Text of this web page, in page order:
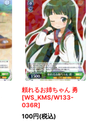
頼れるお姉ちゃん 勇
[WS_KMS/W133-
036R]
100円(税込)